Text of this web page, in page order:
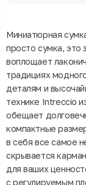
Миниатюрная
просто сумка, это
воплощает
традициях
деталям и
технике Intreccio
обещает
компактные
в себя все самое
скрывается
для ваших
с регулируемым